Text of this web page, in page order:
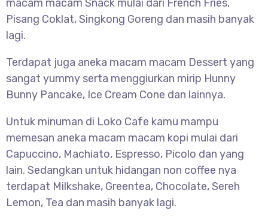
macam macam Snack mulai dari French Fries,
Pisang Coklat, Singkong Goreng dan masih banyak
lagi.
Terdapat juga aneka macam macam Dessert yang
sangat yummy serta menggiurkan mirip Hunny
Bunny Pancake, Ice Cream Cone dan lainnya.
Untuk minuman di Loko Cafe kamu mampu
memesan aneka macam macam kopi mulai dari
Capuccino, Machiato, Espresso, Picolo dan yang
lain. Sedangkan untuk hidangan non coffee nya
terdapat Milkshake, Greentea, Chocolate, Sereh
Lemon, Tea dan masih banyak lagi.